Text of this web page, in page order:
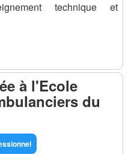
technique et
à l'Ecole
du